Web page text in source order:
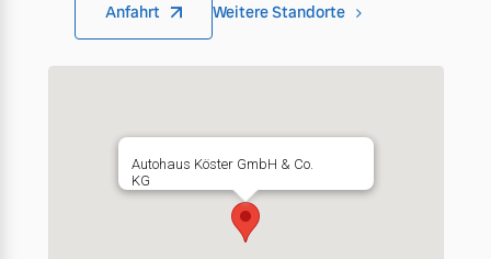
Anfahrt Weitere Standorte
Autohaus Köster GmbH & Co.
KG